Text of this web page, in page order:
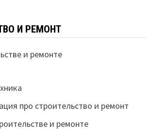
И РЕМОНТ
и ремонте
про строительство и ремонт
и ремонте